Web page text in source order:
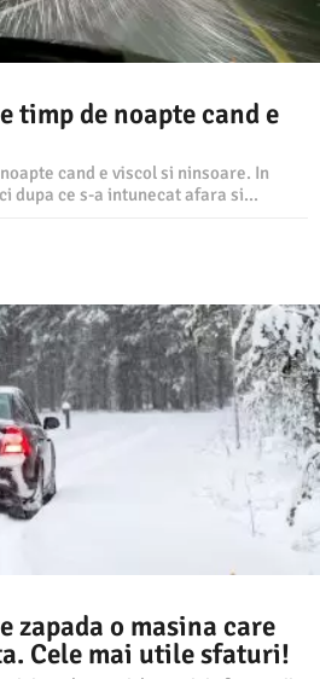
timp de noapte cand e
cand e viscol si ninsoare. In
dupa ce s-a intunecat afara si...
zapada o masina care
Cele mai utile sfaturi!